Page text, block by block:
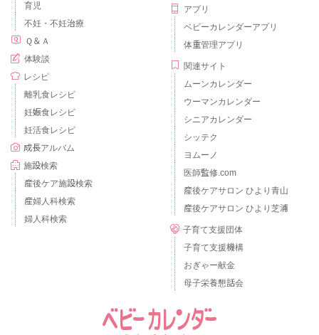
育児
不妊・不妊治療
Ｑ＆Ａ
体験談
レシピ
離乳食レシピ
妊娠食レシピ
妊活食レシピ
成長アルバム
施設検索
産後ケア施設検索
産婦人科検索
婦人科検索
アプリ
ベビーカレンダーアプリ
体重管理アプリ
関連サイト
ムーンカレンダー
ウーマンカレンダー
シニアカレンダー
シッテク
ヨムーノ
医師監修.com
産後ケアサロン ひより青山
産後ケアサロン ひより芝浦
子育て支援団体
子育て支援機構
おぎゃー献金
母子栄養懇話会